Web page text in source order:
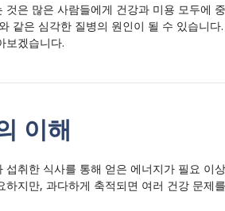
것은 많은 사람들에게 건강과 미용 모두에
같은 심각한 질병의 원인이 될 수 있습니
보겠습니다.
이해
섭취한 식사를 통해 얻은 에너지가 필요 이
하지만, 과다하게 축적되면 여러 건강 문제